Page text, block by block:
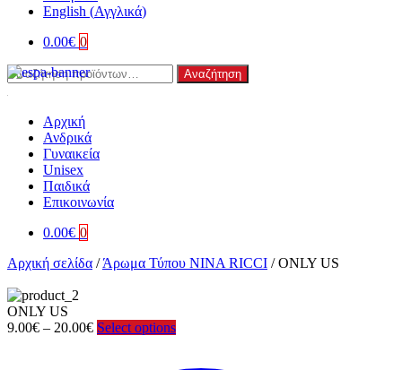
English (Αγγλικά)
0.00€ 0
Αναζήτηση
για:
Αναζήτηση
Αρχική
Ανδρικά
Γυναικεία
Unisex
Παιδικά
Επικοινωνία
0.00€ 0
Αρχική σελίδα /Άρωμα Τύπου NINA RICCI /ONLY US
ONLY US
9.00€ – 20.00€Price
Select options